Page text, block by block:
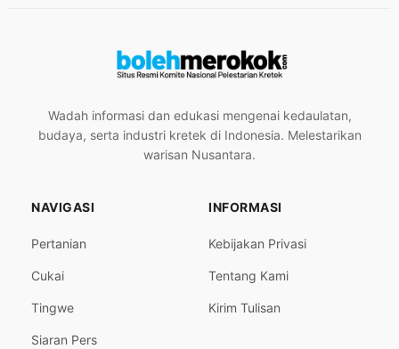
Wadah informasi dan edukasi mengenai kedaulatan,
budaya, serta industri kretek di Indonesia. Melestarikan
warisan Nusantara.
NAVIGASI
Pertanian
Cukai
Tingwe
Siaran Pers
INFORMASI
Kebijakan Privasi
Tentang Kami
Kirim Tulisan